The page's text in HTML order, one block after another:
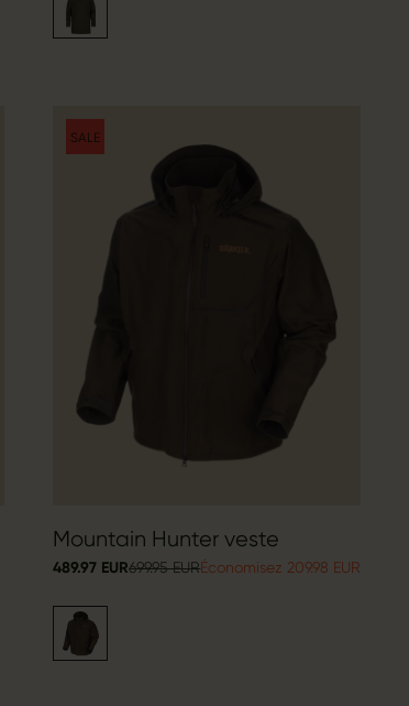
SALE
Mountain Hunter veste
489.97 EUR699.95 EURÉconomisez 209.98 EUR